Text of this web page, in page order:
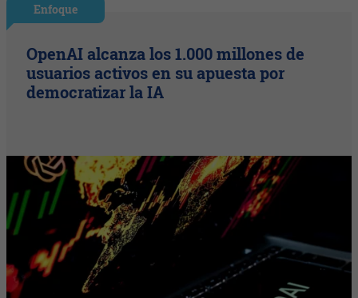
Enfoque
OpenAI alcanza los 1.000 millones de
usuarios activos en su apuesta por
democratizar la IA